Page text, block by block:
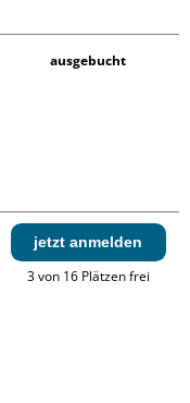
ausgebucht
jetzt anmelden
3 von 16 Plätzen frei